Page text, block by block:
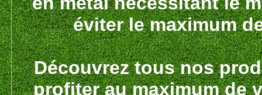
éviter le maximum
Découvrez tous nos
profiter au maximum de